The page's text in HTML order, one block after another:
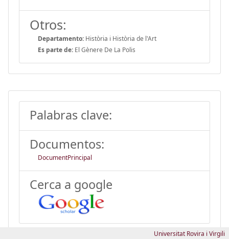
Otros:
Departamento: Història i Història de l'Art
Es parte de: El Gènere De La Polis
Palabras clave:
Documentos:
DocumentPrincipal
Cerca a google
Universitat Rovira i Virgili